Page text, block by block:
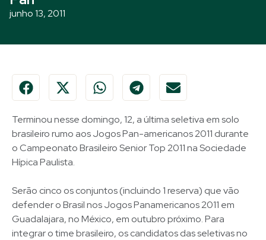
junho 13, 2011
Terminou nesse domingo, 12, a última seletiva em solo
brasileiro rumo aos Jogos Pan-americanos 2011 durante
o Campeonato Brasileiro Senior Top 2011 na Sociedade
Hípica Paulista.
Serão cinco os conjuntos (incluindo 1 reserva) que vão
defender o Brasil nos Jogos Panamericanos 2011 em
Guadalajara, no México, em outubro próximo. Para
integrar o time brasileiro, os candidatos das seletivas no